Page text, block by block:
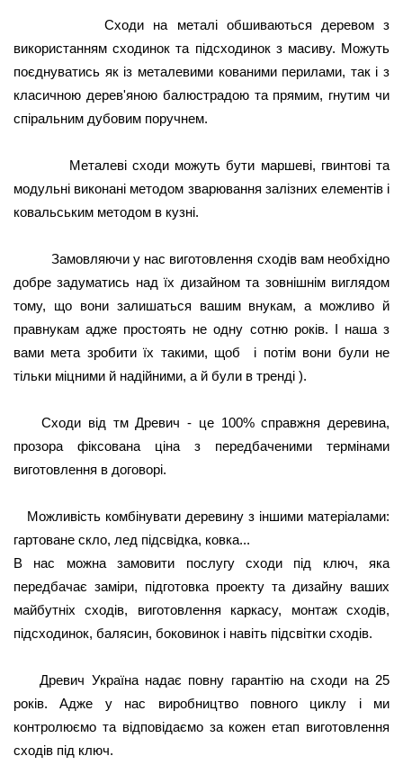
          Сходи на металі обшиваються деревом з
використанням сходинок та підсходинок з масиву. Можуть
поєднуватись як із металевими кованими перилами, так і з
класичною дерев'яною балюстрадою та прямим, гнутим чи
спіральним дубовим поручнем.
Металеві сходи можуть бути маршеві, гвинтові та
модульні виконані методом зварювання залізних елементів і
ковальським методом в кузні.
Замовляючи у нас виготовлення сходів вам необхідно
добре задуматись над їх дизайном та зовнішнім виглядом
тому, що вони залишаться вашим внукам, а можливо й
правнукам адже простоять не одну сотню років. І наша з
вами мета зробити їх такими, щоб  і потім вони були не
тільки міцними й надійними, а й були в тренді ).
Сходи від тм Древич - це 100% справжня деревина,
прозора фіксована ціна з передбаченими термінами
виготовлення в договорі.
Можливість комбінувати деревину з іншими матеріалами:
гартоване скло, лед підсвідка, ковка...
В нас можна замовити послугу сходи під ключ, яка
передбачає заміри, підготовка проекту та дизайну ваших
майбутніх сходів, виготовлення каркасу, монтаж сходів,
підсходинок, балясин, боковинок і навіть підсвітки сходів.
Древич Україна надає повну гарантію на сходи на 25
років. Адже у нас виробництво повного циклу і ми
контролюємо та відповідаємо за кожен етап виготовлення
сходів під ключ.